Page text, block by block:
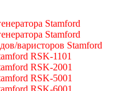
Stamford
Stamford
варисторов Stamford
RSK-1101
RSK-2001
RSK-5001
RSK-6001